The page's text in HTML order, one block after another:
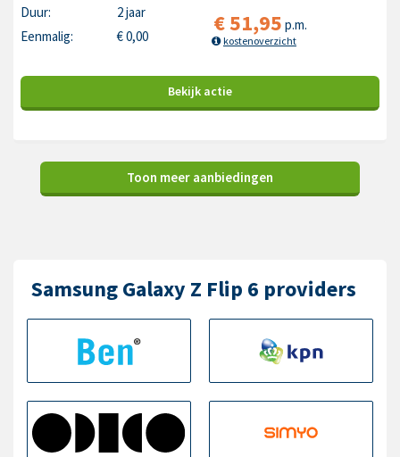
Duur:
2 jaar
Eenmalig:
€0,00 €51,95 p.m.
kostenoverzicht
Bekijk actie
Toon meer aanbiedingen
Samsung Galaxy Z Flip 6 providers